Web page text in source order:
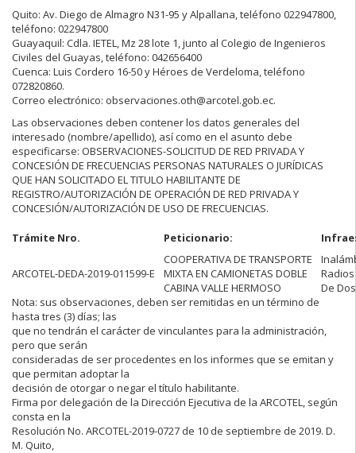
Quito: Av. Diego de Almagro N31-95 y Alpallana, teléfono 022947800,
teléfono: 022947800
Guayaquil: Cdla. IETEL, Mz 28 lote 1, junto al Colegio de Ingenieros
Civiles del Guayas, teléfono: 042656400
Cuenca: Luis Cordero 16-50 y Héroes de Verdeloma, teléfono
072820860.
Correo electrónico: observaciones.oth@arcotel.gob.ec.
Las observaciones deben contener los datos generales del
interesado (nombre/apellido), así como en el asunto debe
especificarse: OBSERVACIONES-SOLICITUD DE RED PRIVADA Y
CONCESIÓN DE FRECUENCIAS PERSONAS NATURALES O JURÍDICAS
QUE HAN SOLICITADO EL TITULO HABILITANTE DE
REGISTRO/AUTORIZACIÓN DE OPERACIÓN DE RED PRIVADA Y
CONCESIÓN/AUTORIZACIÓN DE USO DE FRECUENCIAS.
Trámite Nro. Peticionario:
ARCOTEL-DEDA-2019-011599-E
COOPERATIVA DE TRANSPORTE
MIXTA EN CAMIONETAS DOBLE
CABINA VALLE HERMOSO
Radios
De
Nota: sus observaciones, deben ser remitidas en un término de
hasta tres (3) días; las
que no tendrán el carácter de vinculantes para la administración,
pero que serán
consideradas de ser procedentes en los informes que se emitan y
que permitan adoptar la
decisión de otorgar o negar el título habilitante.
Firma por delegación de la Dirección Ejecutiva de la ARCOTEL, según
consta en la
Resolución No. ARCOTEL-2019-0727 de 10 de septiembre de 2019. D.
M. Quito,